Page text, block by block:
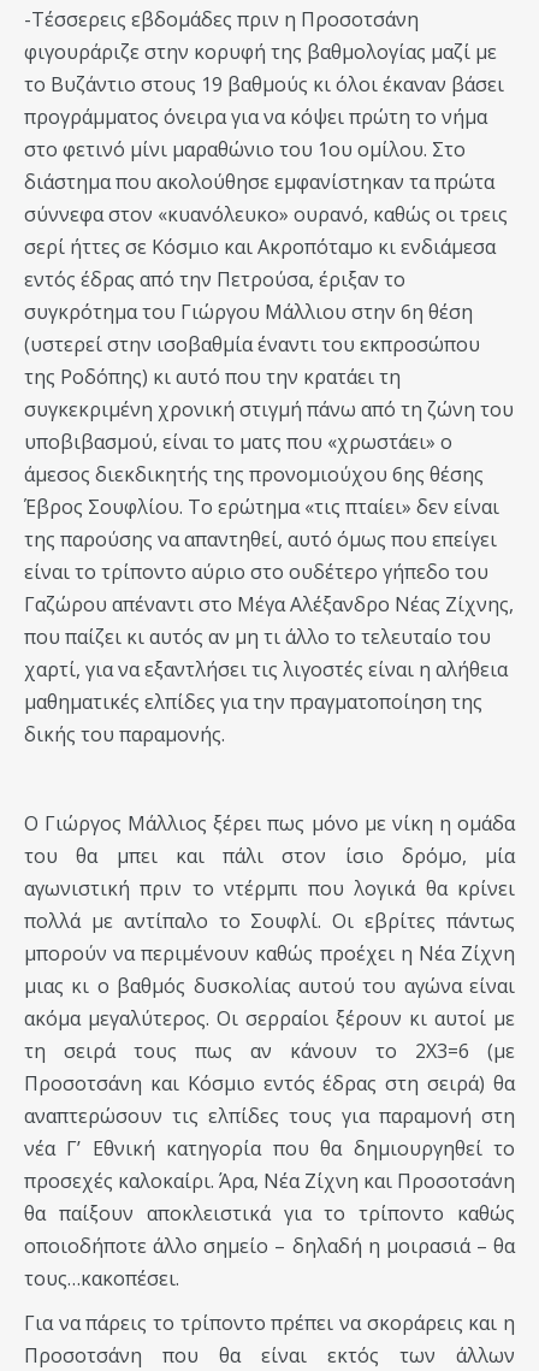
-Τέσσερεις εβδομάδες πριν η Προσοτσάνη
φιγουράριζε στην κορυφή της βαθμολογίας μαζί με
το Βυζάντιο στους 19 βαθμούς κι όλοι έκαναν βάσει
προγράμματος όνειρα για να κόψει πρώτη το νήμα
στο φετινό μίνι μαραθώνιο του 1ου ομίλου. Στο
διάστημα που ακολούθησε εμφανίστηκαν τα πρώτα
σύννεφα στον «κυανόλευκο» ουρανό, καθώς οι τρεις
σερί ήττες σε Κόσμιο και Ακροπόταμο κι ενδιάμεσα
εντός έδρας από την Πετρούσα, έριξαν το
συγκρότημα του Γιώργου Μάλλιου στην 6η θέση
(υστερεί στην ισοβαθμία έναντι του εκπροσώπου
της Ροδόπης) κι αυτό που την κρατάει τη
συγκεκριμένη χρονική στιγμή πάνω από τη ζώνη του
υποβιβασμού, είναι το ματς που «χρωστάει» ο
άμεσος διεκδικητής της προνομιούχου 6ης θέσης
Έβρος Σουφλίου. Το ερώτημα «τις πταίει» δεν είναι
της παρούσης να απαντηθεί, αυτό όμως που επείγει
είναι το τρίποντο αύριο στο ουδέτερο γήπεδο του
Γαζώρου απέναντι στο Μέγα Αλέξανδρο Νέας Ζίχνης,
που παίζει κι αυτός αν μη τι άλλο το τελευταίο του
χαρτί, για να εξαντλήσει τις λιγοστές είναι η αλήθεια
μαθηματικές ελπίδες για την πραγματοποίηση της
δικής του παραμονής.
Ο Γιώργος Μάλλιος ξέρει πως μόνο με νίκη η ομάδα
του θα μπει και πάλι στον ίσιο δρόμο, μία
αγωνιστική πριν το ντέρμπι που λογικά θα κρίνει
πολλά με αντίπαλο το Σουφλί. Οι εβρίτες πάντως
μπορούν να περιμένουν καθώς προέχει η Νέα Ζίχνη
μιας κι ο βαθμός δυσκολίας αυτού του αγώνα είναι
ακόμα μεγαλύτερος. Οι σερραίοι ξέρουν κι αυτοί με
τη σειρά τους πως αν κάνουν το 2Χ3=6 (με
Προσοτσάνη και Κόσμιο εντός έδρας στη σειρά) θα
αναπτερώσουν τις ελπίδες τους για παραμονή στη
νέα Γ’ Εθνική κατηγορία που θα δημιουργηθεί το
προσεχές καλοκαίρι. Άρα, Νέα Ζίχνη και Προσοτσάνη
θα παίξουν αποκλειστικά για το τρίποντο καθώς
οποιοδήποτε άλλο σημείο – δηλαδή η μοιρασιά – θα
τους…κακοπέσει.
Για να πάρεις το τρίποντο πρέπει να σκοράρεις και η
Προσοτσάνη που θα είναι εκτός των άλλων